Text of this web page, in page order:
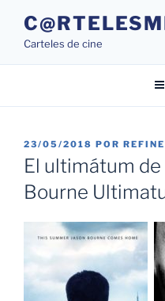
contenido
Carteles de cine
PUBLICADO
EL
23/05/2018 POR
El ultimátum
Bourne